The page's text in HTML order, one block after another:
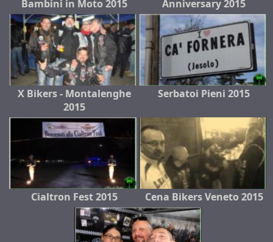
Bambini in Moto 2015
Anniversary 2015
X Bikers - Montalenghe
2015
Serbatoi Pieni 2015
Cialtron Fest 2015 Cena Bikers Veneto 2015